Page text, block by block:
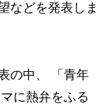
などを発表しま
の中、 「青年
に熱弁をふる